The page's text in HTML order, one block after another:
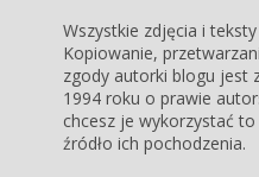
Wszystkie zdjęcia i
Kopiowanie,
zgody autorki blogu jest
1994 roku o prawie
chcesz je wykorzystać
źródło ich pochodzenia.